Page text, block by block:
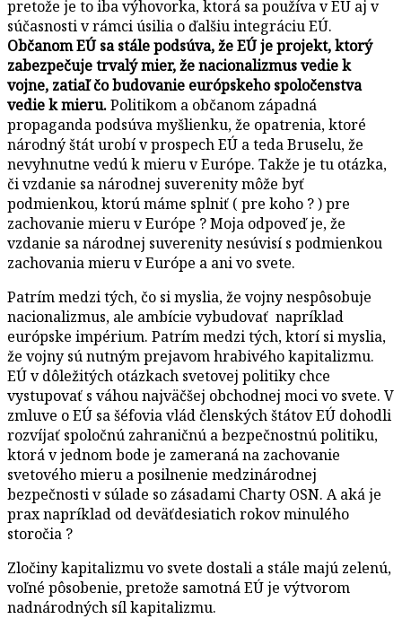
pretože je to iba výhovorka, ktorá sa používa v EÚ aj v
súčasnosti v rámci úsilia o ďalšiu integráciu EÚ.
Občanom EÚ sa stále podsúva, že EÚ je projekt, ktorý
zabezpečuje trvalý mier, že nacionalizmus vedie k
vojne, zatiaľ čo budovanie európskeho spoločenstva
vedie k mieru.Politikom a občanom západná
propaganda podsúva myšlienku, že opatrenia, ktoré
národný štát urobí v prospech EÚ a teda Bruselu, že
nevyhnutne vedú k mieru v Európe. Takže je tu otázka,
či vzdanie sa národnej suverenity môže byť
podmienkou, ktorú máme splniť ( pre koho ? ) pre
zachovanie mieru v Európe ? Moja odpoveď je, že
vzdanie sa národnej suverenity nesúvisí s podmienkou
zachovania mieru v Európe a ani vo svete.
Patrím medzi tých, čo si myslia, že vojny nespôsobuje
nacionalizmus, ale ambície vybudovať napríklad
európske impérium. Patrím medzi tých, ktorí si myslia,
že vojny sú nutným prejavom hrabivého kapitalizmu.
EÚ v dôležitých otázkach svetovej politiky chce
vystupovať s váhou najväčšej obchodnej moci vo svete. V
zmluve o EÚ sa šéfovia vlád členských štátov EÚ dohodli
rozvíjať spoločnú zahraničnú a bezpečnostnú politiku,
ktorá v jednom bode je zameraná na zachovanie
svetového mieru a posilnenie medzinárodnej
bezpečnosti v súlade so zásadami Charty OSN. A aká je
prax napríklad od deväťdesiatich rokov minulého
storočia ?
Zločiny kapitalizmu vo svete dostali a stále majú zelenú,
voľné pôsobenie, pretože samotná EÚ je výtvorom
nadnárodných síl kapitalizmu.